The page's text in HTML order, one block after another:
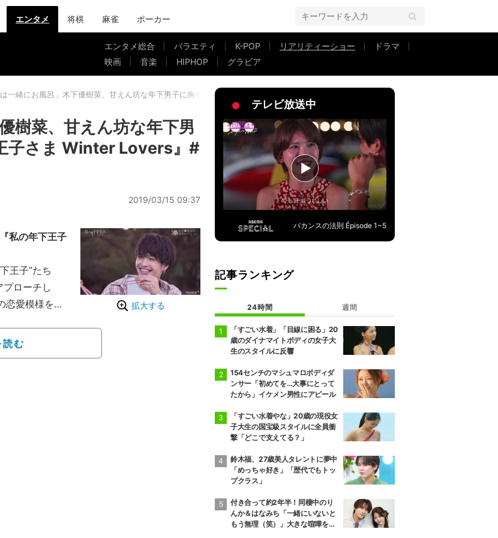
エンタメ 将棋 麻雀 ポーカー
エンタメ総合 バラエティ K-POP リアリティーショー
ドラマ
映画
音楽 HIPHOP グラビア
は一緒にお風呂」木下優樹菜、甘えん坊な年下男子に胸キュン 『私の年下王子さま Winter Lovers』#6
樹菜、甘えん坊な年下男
子さま Winter Lovers』#
2019/03/15 09:37
拡大する
『私の年下王子
王子”たち
プローチし
恋愛模様を追
テルマ、男
ーの佐藤友
む
テレビ放送中
バカンスの法則 Épisode 1~5
記事ランキング
24時間 週間
「すごい水着」「目線に困る」20
歳のダイナマイトボディの女子大
生のスタイルに反響
154センチのマシュマロボディダ
ンサー「初めてを…大事にとって
たから」イケメン男性にアピール
「すごい水着やな」20歳の現役女
子大生の国宝級スタイルに全員衝
撃「どこで支えてる？」
鈴木福、27歳美人タレントに夢中
「めっちゃ好き」「歴代でもトッ
プクラス」
付き合って約2年半！同棲中のり
んか＆はなみち「一緒にいないと
もう無理（笑）」大きな喧嘩を経